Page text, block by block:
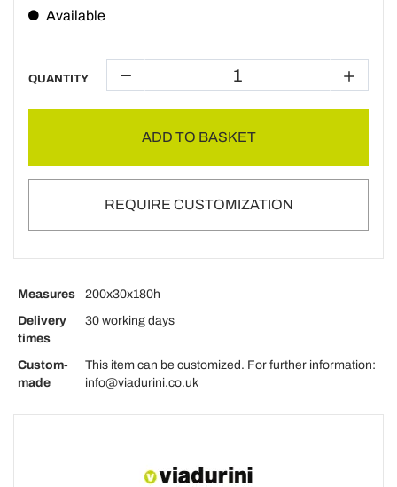
Available
QUANTITY
ADD TO BASKET
REQUIRE CUSTOMIZATION
Measures
200x30x180h
Delivery
times
30 working days
Custom-
made
This item can be customized. For further information:
info@viadurini.co.uk